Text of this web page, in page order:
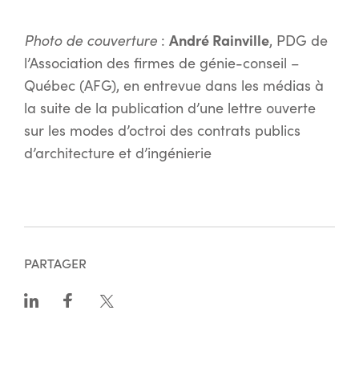
Photo de couverture : André Rainville, PDG de
l’Association des firmes de génie-conseil –
Québec (AFG), en entrevue dans les médias à
la suite de la publication d’une lettre ouverte
sur les modes d’octroi des contrats publics
d’architecture et d’ingénierie
PARTAGER